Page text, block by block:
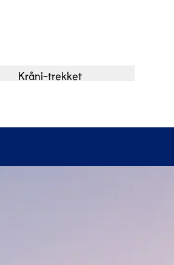
Kråni-trekket